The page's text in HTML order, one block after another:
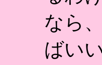
なら
ばい